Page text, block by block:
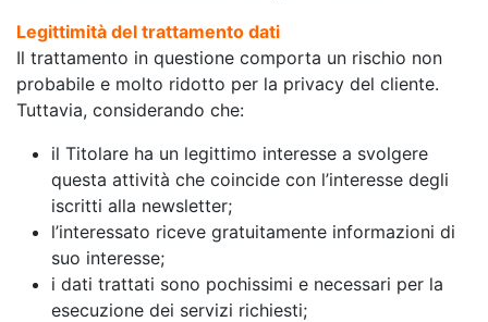
Legittimità del trattamento dati
Il trattamento in questione comporta un rischio non
probabile e molto ridotto per la privacy del cliente.
Tuttavia, considerando che:
il Titolare ha un legittimo interesse a svolgere
questa attività che coincide con l’interesse degli
iscritti alla newsletter;
l’interessato riceve gratuitamente informazioni di
suo interesse;
i dati trattati sono pochissimi e necessari per la
esecuzione dei servizi richiesti;